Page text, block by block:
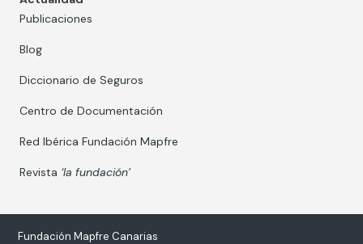
Publicaciones
Blog
Diccionario de Seguros
Centro de Documentación
Red Ibérica Fundación Mapfre
Revista ‘la fundación’
Fundación Mapfre Canarias